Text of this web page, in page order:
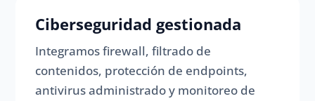
Ciberseguridad gestionada
Integramos firewall, filtrado de
contenidos, protección de endpoints,
antivirus administrado y monitoreo de